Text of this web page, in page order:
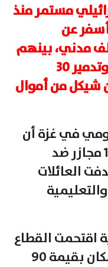
مستمر منذ
عن
وفقدان نحو 30 ألف مدني، بينهم
10 آلاف طفل و7 آلاف امرأة، وتدمير 30
90 مليون شيكل من أموال
في غزة أن
الاحتلال الإسرائيلي نفذ 1903 مجازر ضد
العائلات
اقتحمت القطاع
ونهبت أموالاً وذهباً من السكان بقيمة 90